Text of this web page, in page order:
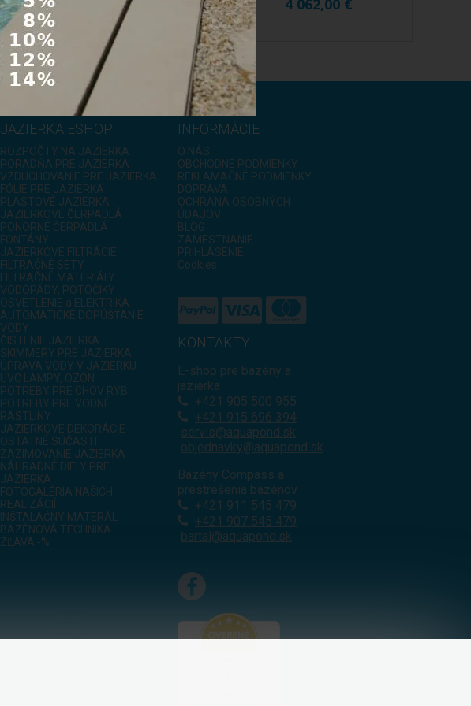
JAZIERKA ESHOP
ROZPOČTY NA JAZIERKA
PORADŇA PRE JAZIERKA
VZDUCHOVANIE PRE JAZIERKA
FÓLIE PRE JAZIERKA
PLASTOVÉ JAZIERKA
JAZIERKOVÉ ČERPADLÁ
PONORNÉ ČERPADLÁ
FONTÁNY
JAZIERKOVÉ FILTRÁCIE
FILTRAČNÉ SETY
FILTRAČNÉ MATERIÁLY
VODOPÁDY, POTÔČIKY
OSVETLENIE a ELEKTRIKA
AUTOMATICKÉ DOPÚŠŤANIE
VODY
ČISTENIE JAZIERKA
SKIMMERY PRE JAZIERKA
ÚPRAVA VODY V JAZIERKU
UVC LAMPY, OZÓN
POTREBY PRE CHOV RÝB
POTREBY PRE VODNÉ
RASTLINY
JAZIERKOVÉ DEKORÁCIE
OSTATNÉ SÚČASTI
ZAZIMOVANIE JAZIERKA
NÁHRADNÉ DIELY PRE
JAZIERKA
FOTOGALÉRIA NAŠICH
REALIZÁCIÍ
INŠTALAČNÝ MATERÁL
BAZÉNOVÁ TECHNIKA
ZĽAVA -%
INFORMÁCIE
O NÁS
OBCHODNÉ PODMIENKY
REKLAMAČNÉ PODMIENKY
DOPRAVA
OCHRANA OSOBNÝCH
ÚDAJOV
BLOG
ZAMESTNANIE
PRIHLÁSENIE
Cookies
KONTAKTY
E-shop pre bazény a
jazierka
+421 905 500 955
+421 915 696 394
servis@aquapond.sk
objednavky@aquapond.sk
Bazény Compass a
prestrešenia bazénov
+421 911 545 479
+421 907 545 479
bartal@aquapond.sk